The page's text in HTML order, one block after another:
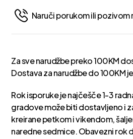
Naruči porukom ili pozivom
Za sve narudžbe preko 100KM
Dostava za narudžbe do 100KM
Rok isporuke je najčešče 1-3
gradove može biti dostavljeno i
kreirane petkom i vikendom,
naredne sedmice. Obavezni rok